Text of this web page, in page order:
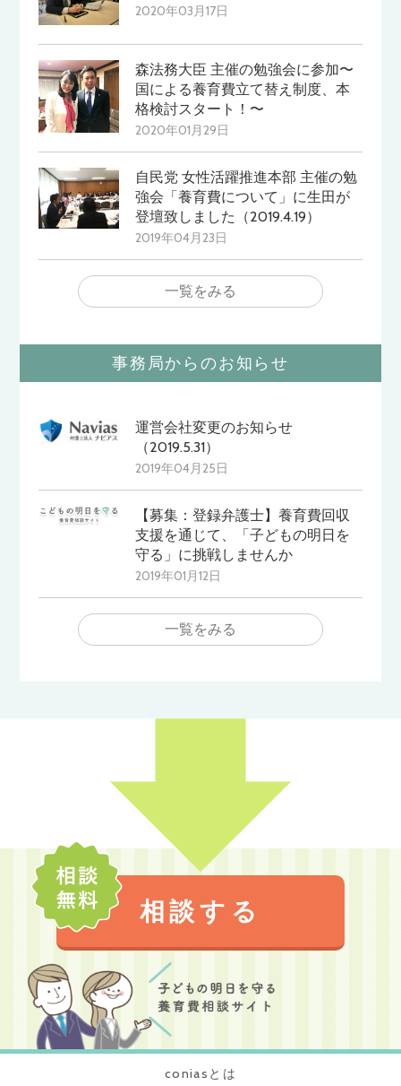
2020年03月17日
森法務大臣 主催の勉強会に参加〜
国による養育費立て替え制度、本
格検討スタート！〜
2020年01月29日
自民党 女性活躍推進本部 主催の勉
強会「養育費について」に生田が
登壇致しました（2019.4.19）
2019年04月23日
一覧をみる
事務局からのお知らせ
運営会社変更のお知らせ
（2019.5.31）
2019年04月25日
【募集：登録弁護士】養育費回収
支援を通じて、「子どもの明日を
守る」に挑戦しませんか
2019年01月12日
一覧をみる
相談する
coniasとは